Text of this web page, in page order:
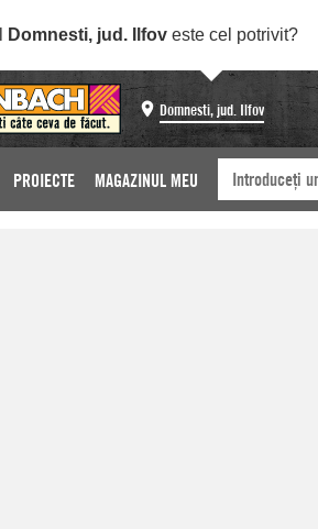
Domnesti, jud. Ilfov este cel potrivit?
Domnesti, jud. Ilfov
PROIECTE MAGAZINUL MEU